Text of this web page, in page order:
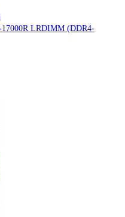
17000R LRDIMM (DDR4-